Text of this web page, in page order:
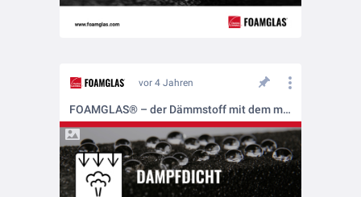
vor 4 Jahren
FOAMGLAS® – der Dämmstoff mit dem mehrfachen Schutz